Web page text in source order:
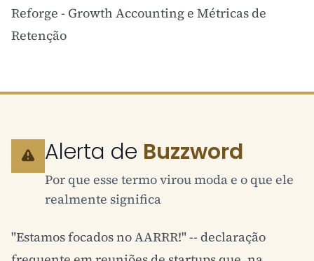
Reforge - Growth Accounting e Métricas de
Retenção
Alerta de Buzzword
Por que esse termo virou moda e o que ele
realmente significa
"Estamos focados no AARRR!" -- declaração